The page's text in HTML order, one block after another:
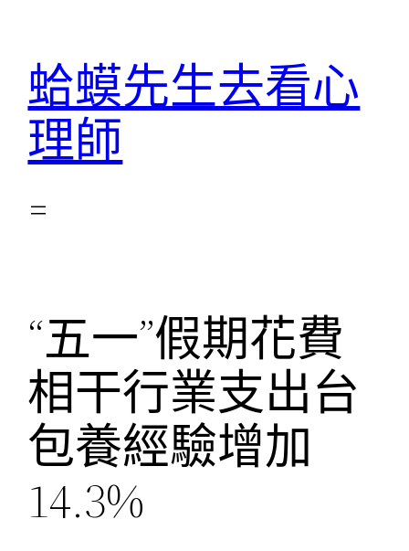
蛤蟆先生去看心
理師
“五一”假期花費
相干行業支出台
包養經驗增加
14.3%